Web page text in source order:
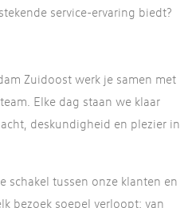
service-ervaring biedt?
Zuidoost werk je samen met
Elke dag staan we klaar
deskundigheid en plezier in
schakel tussen onze klanten en
bezoek soepel verloopt: van